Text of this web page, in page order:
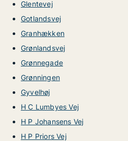
Glentevej
Gotlandsvej
Granhækken
Grønlandsvej
Grønnegade
Grønningen
Gyvelhøj
H C Lumbyes Vej
H P Johansens Vej
H P Priors Vej